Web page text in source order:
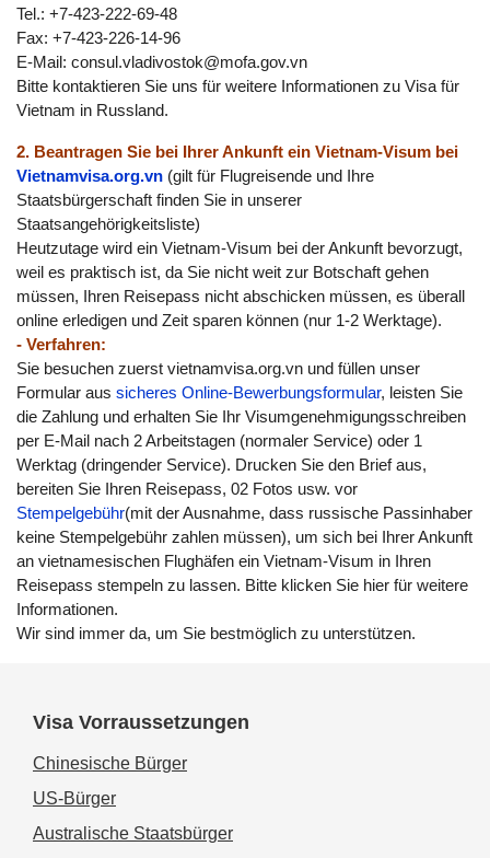
Tel.: +7-423-222-69-48
Fax: +7-423-226-14-96
E-Mail: consul.vladivostok@mofa.gov.vn
Bitte kontaktieren Sie uns für weitere Informationen zu Visa für
Vietnam in Russland.
2. Beantragen Sie bei Ihrer Ankunft ein Vietnam-Visum bei
Vietnamvisa.org.vn (gilt für Flugreisende und Ihre
Staatsbürgerschaft finden Sie in unserer
Staatsangehörigkeitsliste)
Heutzutage wird ein Vietnam-Visum bei der Ankunft bevorzugt,
weil es praktisch ist, da Sie nicht weit zur Botschaft gehen
müssen, Ihren Reisepass nicht abschicken müssen, es überall
online erledigen und Zeit sparen können (nur 1-2 Werktage).
- Verfahren:
Sie besuchen zuerst vietnamvisa.org.vn und füllen unser
Formular aus sicheres Online-Bewerbungsformular, leisten Sie
die Zahlung und erhalten Sie Ihr Visumgenehmigungsschreiben
per E-Mail nach 2 Arbeitstagen (normaler Service) oder 1
Werktag (dringender Service). Drucken Sie den Brief aus,
bereiten Sie Ihren Reisepass, 02 Fotos usw. vor
Stempelgebühr(mit der Ausnahme, dass russische Passinhaber
keine Stempelgebühr zahlen müssen), um sich bei Ihrer Ankunft
an vietnamesischen Flughäfen ein Vietnam-Visum in Ihren
Reisepass stempeln zu lassen. Bitte klicken Sie hier für weitere
Informationen.
Wir sind immer da, um Sie bestmöglich zu unterstützen.
Visa Vorraussetzungen
Chinesische Bürger
US-Bürger
Australische Staatsbürger